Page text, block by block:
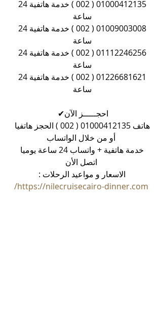
ساعة
ساعة
ساعة
ساعة
احجـــــز الآن✔
هاتف 01000412135 ( 002 ) الحجز هاتفيا
أو من خلال الواتساب
خدمة هاتفية + واتساب 24 ساعة يوميا
اتصل الأن
الاسعار و مواعيد الرحلات :
https://nilecruisecairo-dinner.com/